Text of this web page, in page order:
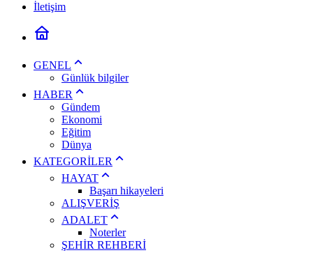
İletişim
GENEL
Günlük bilgiler
HABER
Gündem
Ekonomi
Eğitim
Dünya
KATEGORİLER
HAYAT
Başarı hikayeleri
ALIŞVERİŞ
ADALET
Noterler
ŞEHİR REHBERİ